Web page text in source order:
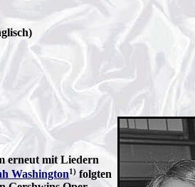
erneut mit Liedern
Washington1) folgten